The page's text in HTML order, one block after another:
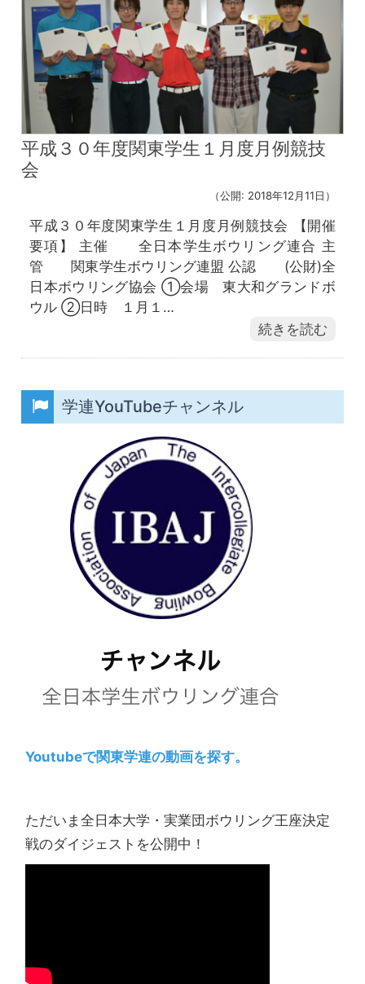
平成３０年度関東学生１月度月例競技
会
（公開: 2018年12月11日）
平成３０年度関東学生１月度月例競技会 【開催
要項】 主催 全日本学生ボウリング連合 主
管 関東学生ボウリング連盟 公認 (公財)全
日本ボウリング協会 ①会場 東大和グランドボ
ウル ②日時 １月１…
続きを読む
学連YouTubeチャンネル
Youtubeで関東学連の動画を探す。
ただいま全日本大学・実業団ボウリング王座決定
戦のダイジェストを公開中！